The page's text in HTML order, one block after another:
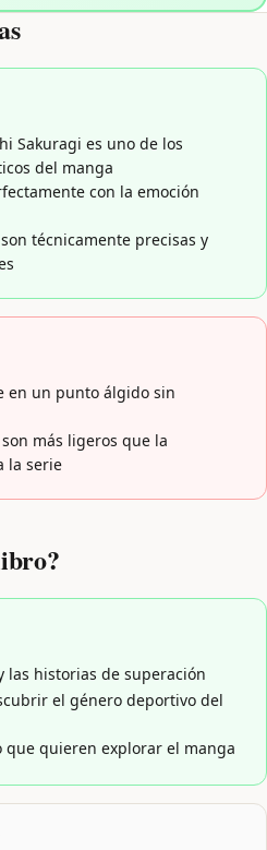
Sakuragi es uno de los
del manga
con la emoción
técnicamente precisas y
en un punto álgido sin
más ligeros que la
la serie
las historias de superación
el género deportivo del
que quieren explorar el manga